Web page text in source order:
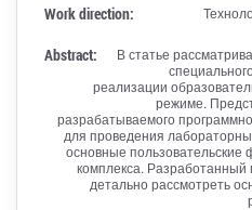
Work direction:
Abstract:
В статье
реализации
режиме.
разрабатываемого
для проведения
основные пользовательские
комплекса. Разработанный
детально рассмотреть